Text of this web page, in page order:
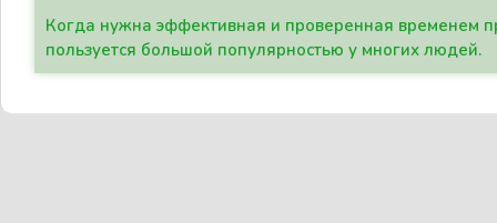
Когда нужна эффективная и проверенная временем
пользуется большой популярностью у многих людей.